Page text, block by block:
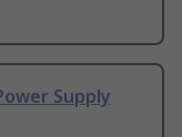
Supply